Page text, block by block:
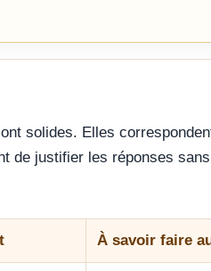
solides. Elles
de justifier les réponses
À savoir faire